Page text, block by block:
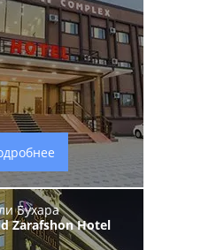
Бухара
Zarafshon Hotel